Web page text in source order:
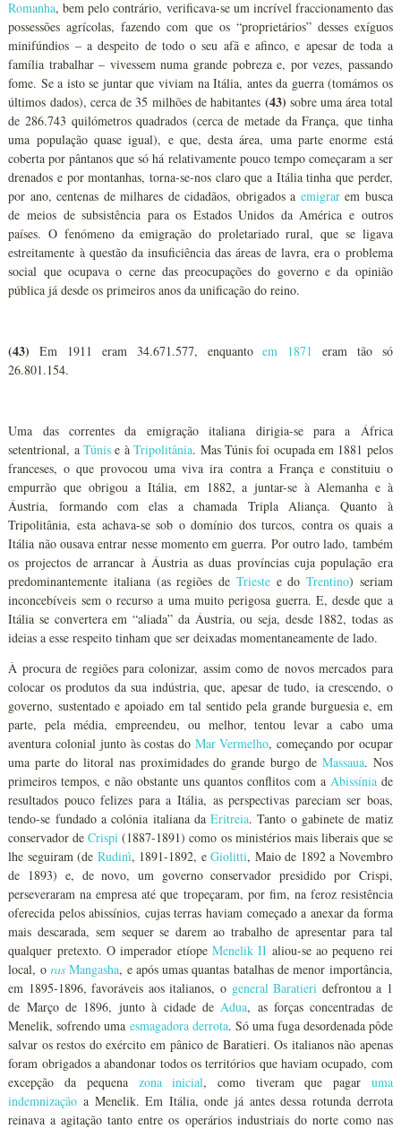
Romanha, bem pelo contrário, verificava-se um incrível fraccionamento das
possessões agrícolas, fazendo com que os “proprietários” desses exíguos
minifúndios – a despeito de todo o seu afã e afinco, e apesar de toda a
família trabalhar – vivessem numa grande pobreza e, por vezes, passando
fome. Se a isto se juntar que viviam na Itália, antes da guerra (tomámos os
últimos dados), cerca de 35 milhões de habitantes (43) sobre uma área total
de 286.743 quilómetros quadrados (cerca de metade da França, que tinha
uma população quase igual), e que, desta área, uma parte enorme está
coberta por pântanos que só há relativamente pouco tempo começaram a ser
drenados e por montanhas, torna-se-nos claro que a Itália tinha que perder,
por ano, centenas de milhares de cidadãos, obrigados a emigrarem busca
de meios de subsistência para os Estados Unidos da América e outros
países. O fenómeno da emigração do proletariado rural, que se ligava
estreitamente à questão da insuficiência das áreas de lavra, era o problema
social que ocupava o cerne das preocupações do governo e da opinião
pública já desde os primeiros anos da unificação do reino.
(43) Em 1911 eram 34.671.577, enquantoem 1871
eram tão só
26.801.154.
Uma das correntes da emigração italiana dirigia-se para a África
setentrional, aTúnis e àTripolitânia. Mas Túnis foi ocupada em 1881 pelos
franceses, o que provocou uma viva ira contra a França e constituiu o
empurrão que obrigou a Itália, em 1882, a juntar-se à Alemanha e à
Áustria, formando com elas a chamada Tripla Aliança. Quanto à
Tripolitânia, esta achava-se sob o domínio dos turcos, contra os quais a
Itália não ousava entrar nesse momento em guerra. Por outro lado, também
os projectos de arrancar à Áustria as duas províncias cuja população era
predominantemente italiana (as regiões de Triestee do Trentino) seriam
inconcebíveis sem o recurso a uma muito perigosa guerra. E, desde que a
Itália se convertera em “aliada” da Áustria, ou seja, desde 1882, todas as
ideias a esse respeito tinham que ser deixadas momentaneamente de lado.
À procura de regiões para colonizar, assim como de novos mercados para
colocar os produtos da sua indústria, que, apesar de tudo, ia crescendo, o
governo, sustentado e apoiado em tal sentido pela grande burguesia e, em
parte, pela média, empreendeu, ou melhor, tentou levar a cabo uma
aventura colonial junto às costas do Mar Vermelho, começando por ocupar
uma parte do litoral nas proximidades do grande burgo de Massaua. Nos
primeiros tempos, e não obstante uns quantos conflitos com a Abissíniade
resultados pouco felizes para a Itália, as perspectivas pareciam ser boas,
tendo-se fundado a colónia italiana daEritreia. Tanto o gabinete de matiz
conservador deCrispi (1887-1891) como os ministérios mais liberais que se
lhe seguiram (de Rudinì, 1891-1892, eGiolitti, Maio de 1892 a Novembro
de 1893) e, de novo, um governo conservador presidido por Crispi,
perseveraram na empresa até que tropeçaram, por fim, na feroz resistência
oferecida pelos abissínios, cujas terras haviam começado a anexar da forma
mais descarada, sem sequer se darem ao trabalho de apresentar para tal
qualquer pretexto. O imperador etíope Menelik II aliou-se ao pequeno rei
local, oras Mangasha, e após umas quantas batalhas de menor importância,
em 1895-1896, favoráveis aos italianos, o general Baratieri defrontou a 1
de Março de 1896, junto à cidade deAdua, as forças concentradas de
Menelik, sofrendo uma esmagadora derrota. Só uma fuga desordenada pôde
salvar os restos do exército em pânico de Baratieri. Os italianos não apenas
foram obrigados a abandonar todos os territórios que haviam ocupado, com
excepção da pequena zona inicial, como tiveram que pagar uma
indemnização a Menelik. Em Itália, onde já antes dessa rotunda derrota
reinava a agitação tanto entre os operários industriais do norte como nas